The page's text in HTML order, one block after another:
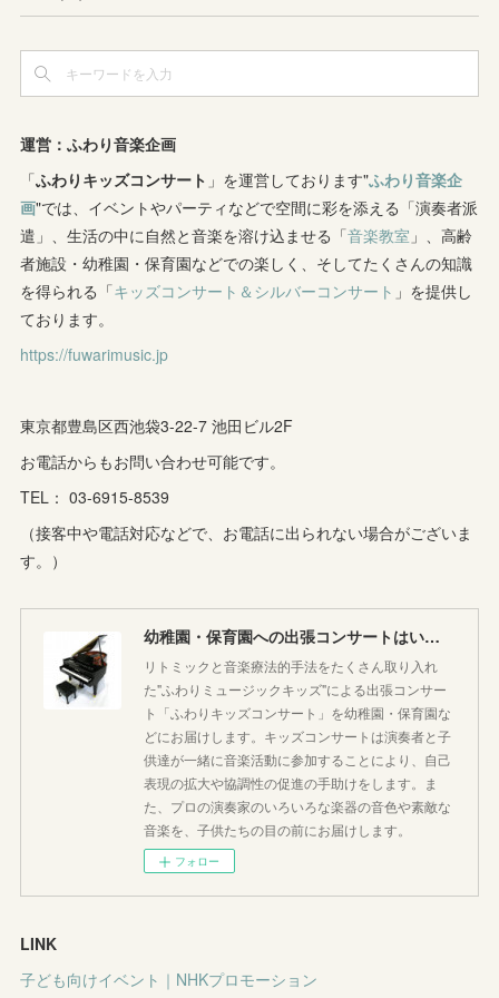
(3)
(3)
(2)
(1
(2)
(8)
(5 )
(9
(1)
(6)
(5)
(4
(7 )
(8
(8)
(3)
(7)
(10
(
(7)
(
(8)
(6)
(4)
(2)
(3)
(
(7)
( 4)
5)
(7)
(9)
(3)
運営：ふわり音楽企画
「ふわりキッズコンサート 」を運営しております"ふわり音楽企
画"では、イベントやパーティなどで空間に彩を添える「演奏者派
遣」、生活の中に自然と音楽を溶け込ませる「音楽教室 」、高齢
者施設・幼稚園・保育園などでの楽しく、そしてたくさんの知識
を得られる「キッズコンサート＆シルバーコンサート 」を提供し
ております。
https://fuwarimusic.jp
東京都豊島区西池袋3-22-7 池田ビル2F
お電話からもお問い合わせ可能です。
TEL： 03-6915-8539
（接客中や電話対応などで、お電話に出られない場合がございま
す。）
幼稚園・保育園への出張コンサートはいかがですか♪
リトミックと音楽療法的手法をたくさん取り入れ
た"ふわりミュージックキッズ"による出張コンサー
ト「ふわりキッズコンサート」を幼稚園・保育園な
どにお届けします。キッズコンサートは演奏者と子
供達が一緒に音楽活動に参加することにより、自己
表現の拡大や協調性の促進の手助けをします。ま
た、プロの演奏家のいろいろな楽器の音色や素敵な
音楽を、子供たちの目の前にお届けします。
フォロー
LINK
子ども向けイベント｜NHKプロモーション